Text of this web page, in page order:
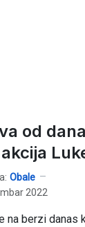
od
Obale
2022
na berzi danas